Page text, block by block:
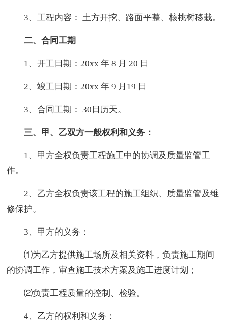
3、工程内容： 土方开挖、路面平整、核桃树移栽。
二、合同工期
1、开工日期：20xx 年 8 月 20 日
2、竣工日期：20xx 年 9 月19 日
3、合同工期： 30日历天。
三、甲、乙双方一般权利和义务：
1、甲方全权负责工程施工中的协调及质量监管工
作。
2、乙方全权负责该工程的施工组织、质量监管及维
修保护。
3、甲方的义务：
⑴为乙方提供施工场所及相关资料，负责施工期间
的协调工作，审查施工技术方案及施工进度计划；
⑵负责工程质量的控制、检验。
4、乙方的权利和义务：